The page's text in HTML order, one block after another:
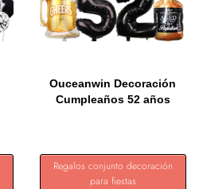
Ouceanwin Decoración
Cumpleaños 52 años
Regalos conjunto decoración
para fiestas